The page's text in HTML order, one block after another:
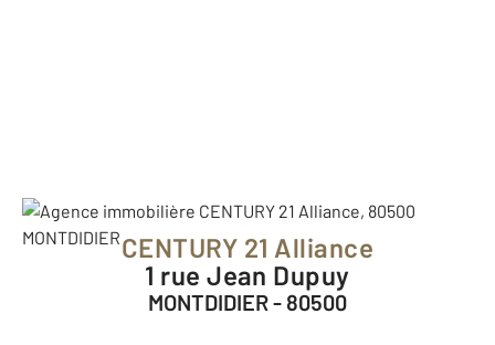
CENTURY 21 Alliance
1 rue Jean Dupuy
MONTDIDIER - 80500